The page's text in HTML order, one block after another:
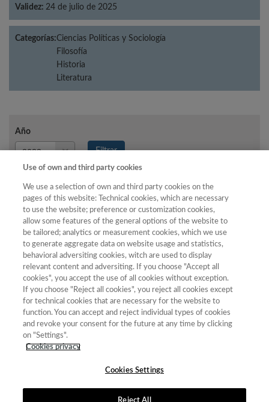
Validez: 24 de julio de 2025
Categorías:Ciencias Políticas y Sociología
Filosofía
Historia
Literatura
Año
Año
Filtrar
Año Categoría Puntuación Posición
Total
de
revistas
2023
Ciencias
Políticas y
Sociología
29.01 42 68
2023 Filosofía 43.07 15 36
2023 Historia 36.82 46 96
2023 Literatura
Use of own and third party cookies
We use a selection of own and third party cookies on the
pages of this website: Technical cookies, which are necessary
to use the website; preference or customization cookies,
allow some features of the general options of the website to
be tailored; analytics or measurement cookies, which we use
to generate aggregate data on website usage and statistics,
behavioral adversiting cookies, witch are used to display
relevant content and adversiting. If you choose "Accept all
cookies", you accept the use of all cookies without exception.
If you choose "Reject all cookies", you reject all cookies except
for technical cookies that are necessary for the website to
function. You can accept and reject individual types of cookies
and revoke your consent for the future at any time by clicking
on "Settings".
Cookies privacy
Cookies Settings